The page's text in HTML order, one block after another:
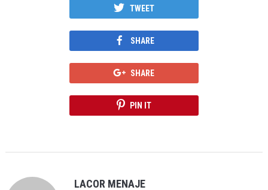
TWEET
SHARE
SHARE
PIN IT
LACOR MENAJE